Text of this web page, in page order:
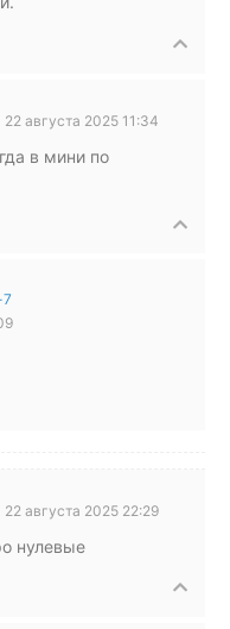
22 августа 2025 11:34
в мини по
22 августа 2025 22:29
нулевые